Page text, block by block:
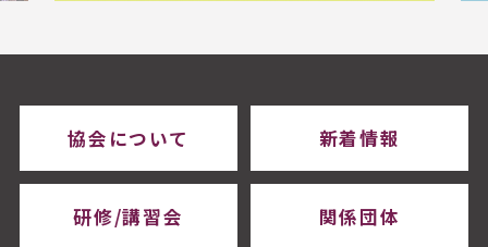
協会について 新着情報
研修/講習会 関係団体